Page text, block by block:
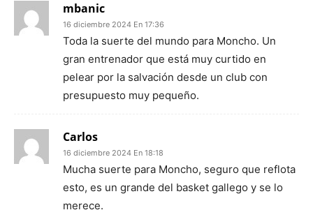
mbanic
16 diciembre 2024 En 17:36
Toda la suerte del mundo para Moncho. Un
gran entrenador que está muy curtido en
pelear por la salvación desde un club con
presupuesto muy pequeño.
Carlos
16 diciembre 2024 En 18:18
Mucha suerte para Moncho, seguro que reflota
esto, es un grande del basket gallego y se lo
merece.